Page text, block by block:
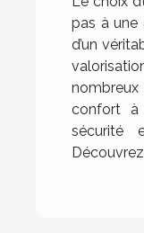
pas à une
d’un
confort à
sécurité